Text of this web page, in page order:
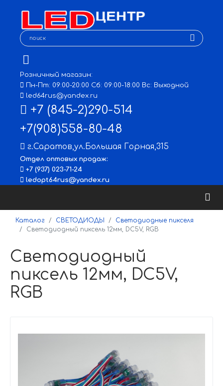
Розничный магазин:
Пн-Пт: 09:00-20:00 Сб: 09:00-18:00 Вс: Выходной
led64rus@yandex.ru
+7 (845-2)290-514
+7(908)558-80-48
г.Саратов,ул.Большая Горная,315
Отдел оптовых продаж:
+7 (937) 023-71-24
ledopt64rus@yandex.ru
Каталог СВЕТОДИОДЫ
Светодиодные пикселя
Светодиодный пиксель 12мм, DC5V, RGB
Светодиодный
пиксель 12мм, DC5V,
RGB